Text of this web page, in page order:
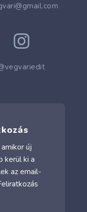

új
kerül ki a
az email-